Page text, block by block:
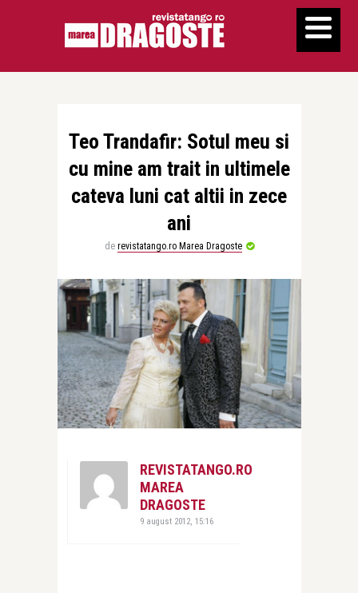
Teo Trandafir: Sotul meu si
cu mine am trait in ultimele
cateva luni cat altii in zece
ani
de revistatango.ro Marea Dragoste
REVISTATANGO.RO
MAREA
DRAGOSTE
9 august 2012, 15:16